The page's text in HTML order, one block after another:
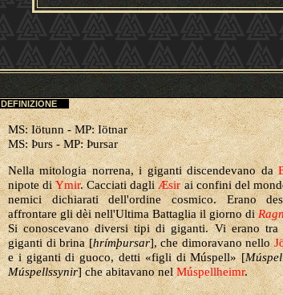
DEFINIZIONE
MS: Iötunn - MP: Iötnar
MS: Þurs - MP: Þursar
Nella mitologia norrena, i giganti discendevano da
nipote diYmir. Cacciati dagliÆsirai confini del
nemici dichiarati dell'ordine cosmico. Erano
affrontare gli dèi nell'Ultima Battaglia il giorno di
Si conoscevano diversi tipi di giganti. Vi erano
giganti di brina [hrímþursar], che dimoravano nello
e i giganti di guoco, detti «figli di Múspell» [
Múspellssynir] che abitavano nelMúspellheimr.